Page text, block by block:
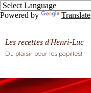
Powered by Translate
Les recettes d'Henri-Luc
Du plaisir pour les papilles!